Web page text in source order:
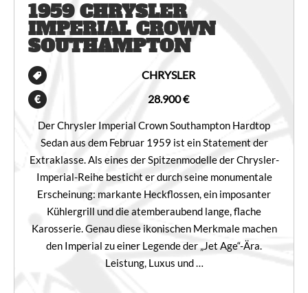
1959 CHRYSLER
IMPERIAL CROWN
SOUTHAMPTON
CHRYSLER
28.900 €
Der Chrysler Imperial Crown Southampton Hardtop
Sedan aus dem Februar 1959 ist ein Statement der
Extraklasse. Als eines der Spitzenmodelle der Chrysler-
Imperial-Reihe besticht er durch seine monumentale
Erscheinung: markante Heckflossen, ein imposanter
Kühlergrill und die atemberaubend lange, flache
Karosserie. Genau diese ikonischen Merkmale machen
den Imperial zu einer Legende der „Jet Age“-Ära.
Leistung, Luxus und …